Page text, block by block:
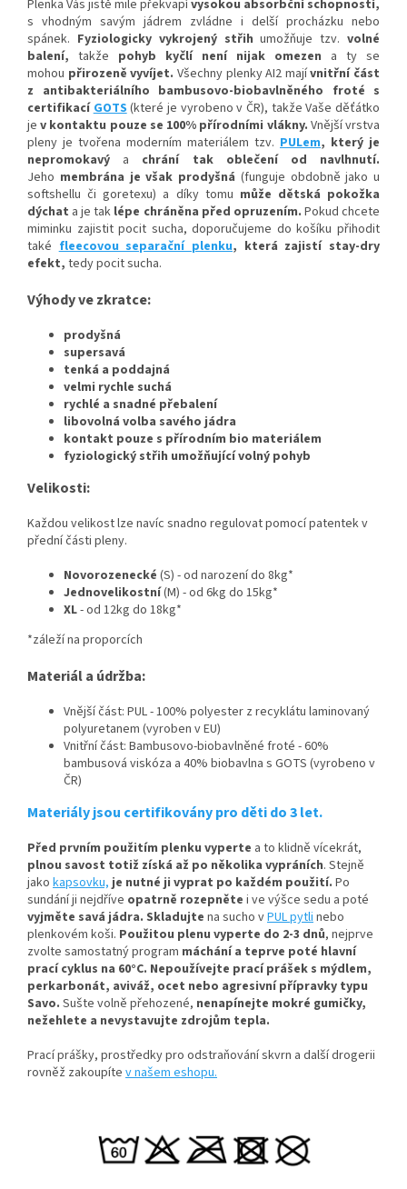
Plenka Vás jistě mile překvapívysokou absorbční schopností,
s vhodným savým jádrem zvládne i delší procházku nebo
spánek. Fyziologicky vykrojený střih umožňuje tzv.volné
balení, takže pohyb kyčlí není nijak omezen a ty se
mohou přirozeně vyvíjet. Všechny plenky AI2 majívnitřní část
z antibakteriálního bambusovo-biobavlněného froté s
certifikacíGOTS(které je vyrobeno v ČR), takže Vaše děťátko
jev kontaktu pouze se 100% přírodními vlákny. Vnější vrstva
pleny je tvořena moderním materiálem tzv. PULem, který je
nepromokavý a chrání tak oblečení od navlhnutí.
Jeho membrána je však prodyšná (funguje obdobně jako u
softshellu či goretexu) a díky tomu může dětská pokožka
dýchat a je tak lépe chráněna před opruzením. Pokud chcete
miminku zajistit pocit sucha, doporučujeme do košíku přihodit
takéfleecovou separační plenku, která zajistí stay-dry
efekt, tedy pocit sucha.
Výhody ve zkratce:
prodyšná
supersavá
tenká a poddajná
velmi rychle suchá
rychlé a snadné přebalení
libovolná volba savého jádra
kontakt pouze s přírodním bio materiálem
fyziologický střih umožňující volný pohyb
Velikosti:
Každou velikost lze navíc snadno regulovat pomocí patentek v
přední části pleny.
Novorozenecké (S) - od narození do 8kg*
Jednovelikostní(M) - od 6kg do 15kg*
XL- od 12kg do 18kg*
*záleží na proporcích
Materiál a údržba:
Vnější část: PUL - 100% polyester z recyklátu laminovaný
polyuretanem (vyroben v EU)
Vnitřní část: Bambusovo-biobavlněné froté - 60%
bambusová viskóza a 40% biobavlna s GOTS (vyrobeno v
ČR)
Materiály jsou certifikovány pro děti do 3 let.
Před prvním použitím plenku vyperte a to klidně vícekrát,
plnou savost totiž získá až po několika vypráních. Stejně
jako kapsovku, je nutné ji vyprat po každém použití. Po
sundání ji nejdříve opatrně rozepněte i ve výšce sedu a poté
vyjměte savá jádra. Skladujte na sucho vPUL pytlinebo
plenkovém koši. Použitou plenu vyperte do 2-3 dnů, nejprve
zvolte samostatný program máchání a teprve poté hlavní
prací cyklus na 60°C. Nepoužívejte prací prášek s mýdlem,
perkarbonát, aviváž, ocet nebo agresivní přípravky typu
Savo. Sušte volně přehozené, nenapínejte mokré gumičky,
nežehlete a nevystavujte zdrojům tepla.
Prací prášky, prostředky pro odstraňování skvrn a další drogerii
rovněž zakoupíte v našem eshopu.